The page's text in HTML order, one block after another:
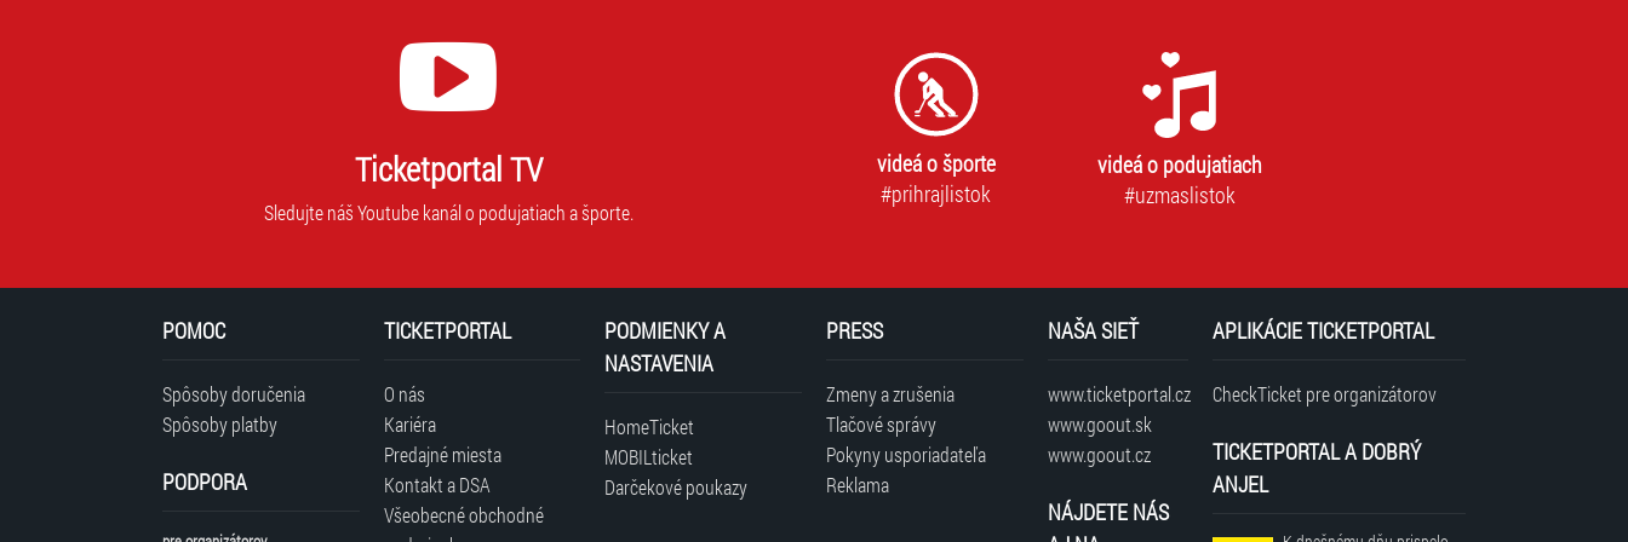
Ticketportal TV
Sledujte náš Youtube kanál o podujatiach a športe.
videá o športe
#prihrajlistok
videá o podujatiach
#uzmaslistok
POMOC
Spôsoby doručenia
Spôsoby platby
PODPORA
TICKETPORTAL
O nás
Kariéra
Predajné miesta
Kontakt a DSA
Všeobecné obchodné
PODMIENKY A
NASTAVENIA
HomeTicket
MOBILticket
Darčekové poukazy
PRESS
Zmeny a zrušenia
Tlačové správy
Pokyny usporiadateľa
Reklama
NAŠA SIEŤ
www.ticketportal.cz
www.goout.sk
www.goout.cz
NÁJDETE NÁS
APLIKÁCIE TICKETPORTAL
CheckTicket pre organizátorov
TICKETPORTAL A DOBRÝ
ANJEL